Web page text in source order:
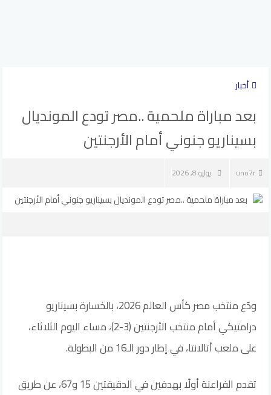
أخبار
بعد مباراة ملحمية ..مصر تودع المونديال
بسيناريو جنوني أمام الأرجنتين
uno7r يوليو 8, 2026
ودّع منتخب مصر كأس العالم 2026، بالخسارة بسيناريو
درامتيكي أمام منتخب الأرجنتين (3-2)، مساء اليوم الثلاثاء،
على ملعب أتالانتا، في إطار دور الـ16 من البطولة.
تقدم الفراعنة أولًا بهدفين في الدقيقتين 15 و67، عن طريق